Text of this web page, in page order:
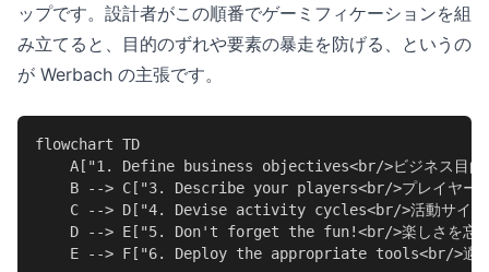
ップです。設計者がこの順番でゲーミフィケーションを組
み立てると、目的のずれや要素の暴走を防げる、というの
が Werbach の主張です。
flowchart TD
A["1. Define business objectives<br/>ビジネス目
B --> C["3. Describe your players<br/>プレイヤー
C --> D["4. Devise activity cycles<br/>活動サイク
D --> E["5. Don't forget the fun!<br/>楽しさを忘
E --> F["6. Deploy the appropriate tools<br/>適切